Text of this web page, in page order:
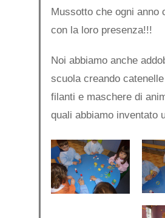
Mussotto che ogni anno
con la loro presenza!!!
Noi abbiamo anche
scuola creando
filanti e maschere di
quali abbiamo inventato